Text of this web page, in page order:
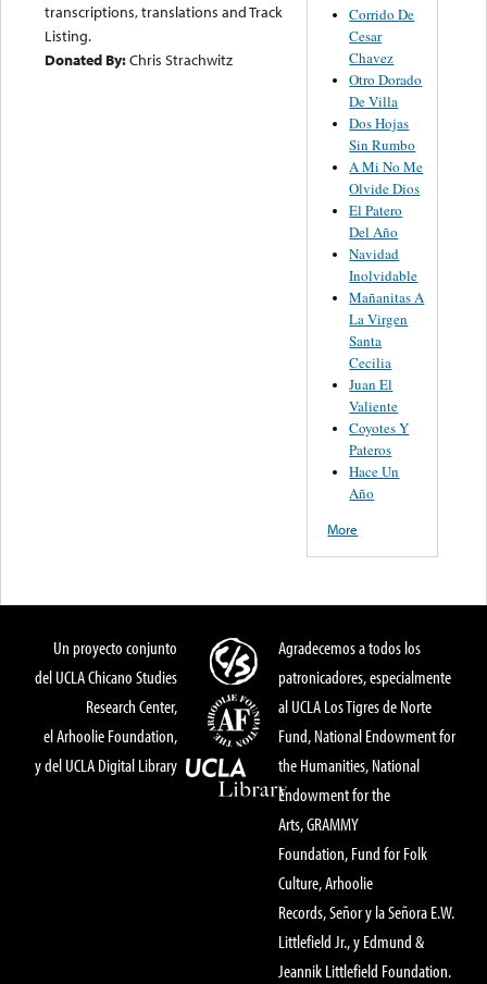
transcriptions, translations and Track
Listing.
Donated By:Chris Strachwitz
Corrido De
Cesar
Chavez
Otro Dorado
De Villa
Dos Hojas
Sin Rumbo
A Mi No Me
Olvide Dios
El Patero
Del Año
Navidad
Inolvidable
Mañanitas A
La Virgen
Santa
Cecilia
Juan El
Valiente
Coyotes Y
Pateros
Hace Un
Año
More
Un proyecto conjunto
del UCLA Chicano Studies
Research Center,
el Arhoolie Foundation,
y del UCLA Digital Library
Agradecemos a todos los
patronicadores, especialmente
al UCLA Los Tigres de Norte
Fund, National Endowment for
the Humanities, National
Endowment for the
Arts, GRAMMY
Foundation, Fund for Folk
Culture, Arhoolie
Records, Señor y la Señora E.W.
Littlefield Jr., y Edmund &
Jeannik Littlefield Foundation.